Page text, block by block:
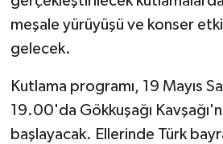
meşale yürüyüşü ve konser
gelecek.
Kutlama programı, 19 Mayıs
19.00'da Gökkuşağı
başlayacak. Ellerinde Türk